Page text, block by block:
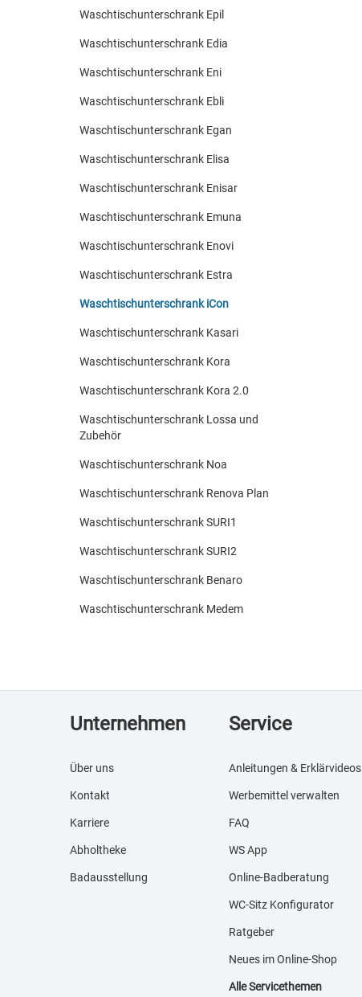
Waschtischunterschrank Epil
Waschtischunterschrank Edia
Waschtischunterschrank Eni
Waschtischunterschrank Ebli
Waschtischunterschrank Egan
Waschtischunterschrank Elisa
Waschtischunterschrank Enisar
Waschtischunterschrank Emuna
Waschtischunterschrank Enovi
Waschtischunterschrank Estra
Waschtischunterschrank iCon
Waschtischunterschrank Kasari
Waschtischunterschrank Kora
Waschtischunterschrank Kora 2.0
Waschtischunterschrank Lossa und
Zubehör
Waschtischunterschrank Noa
Waschtischunterschrank Renova Plan
Waschtischunterschrank SURI1
Waschtischunterschrank SURI2
Waschtischunterschrank Benaro
Waschtischunterschrank Medem
Unternehmen
Über uns
Kontakt
Karriere
Abholtheke
Badausstellung
Service
Anleitungen & Erklärvideos
Werbemittel verwalten
FAQ
WS App
Online-Badberatung
WC-Sitz Konfigurator
Ratgeber
Neues im Online-Shop
Alle Servicethemen